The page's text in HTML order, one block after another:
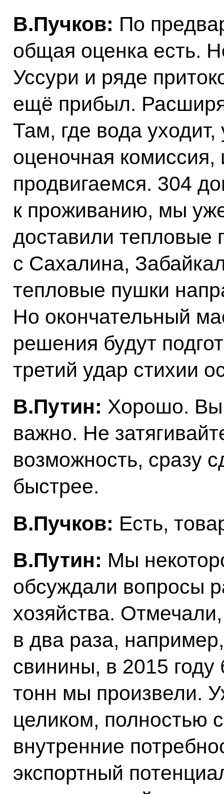
В.Пучков: По
общая оценка есть.
Уссури и ряде
ещё прибыл.
Там, где вода
оценочная
продвигаемся. 304
к проживанию, мы
доставили тепловые
с Сахалина,
тепловые пушки
Но окончательный
решения будут
третий удар стихии
В.Путин: Хорошо. Вы
важно. Не
возможность, сразу
быстрее.
В.Пучков: Есть,
В.Путин: Мы
обсуждали вопросы
хозяйства.
в два раза,
свинины, в 2015
тонн мы произвели.
целиком, полностью
внутренние
экспортный